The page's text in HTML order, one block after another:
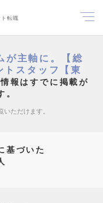
転職
が主軸に。【総
トスタッフ【東
報はすでに掲載が
。
いただけます。
基づいた